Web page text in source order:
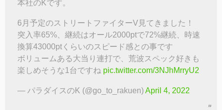
本社のKです。
6月予定のストリートファイターV見てきました！
突入率65%、継続はオール2000ptで72%継続、時速
換算43000ptくらいのスピード感との事です
ボリュームある大当り連打で、荒波スペック好きも
楽しめそうな1台ですね pic.twitter.com/3NJhMrryU2
— パラダイスのK (@go_to_rakuen)April 4, 2022